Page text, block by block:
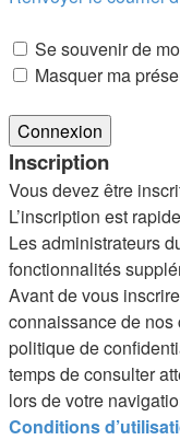
Se souvenir de
Masquer ma
Inscription
Vous devez être
L’inscription est
Les administrateurs
fonctionnalités
Avant de vous
connaissance de nos
politique de
temps de consulter
lors de votre
Conditions